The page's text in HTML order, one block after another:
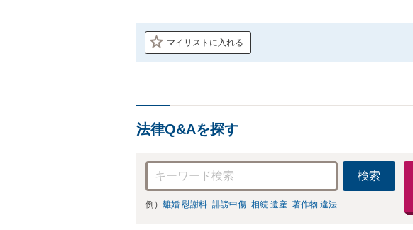
マイリストに入れる
法律Q&Aを探す
検索
例） 離婚 慰謝料 誹謗中傷 相続 遺産 著作物 違法